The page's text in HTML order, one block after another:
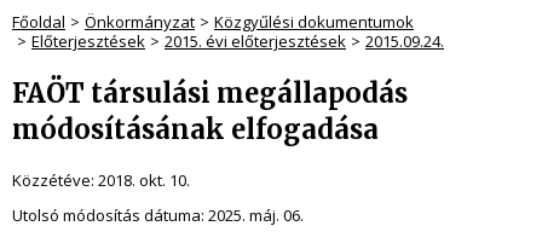
Főoldal Önkormányzat
Közgyűlési dokumentumok
Előterjesztések
2015. évi előterjesztések 2015.09.24.
FAÖT társulási megállapodás
módosításának elfogadása
Közzétéve: 2018. okt. 10.
Utolsó módosítás dátuma: 2025. máj. 06.